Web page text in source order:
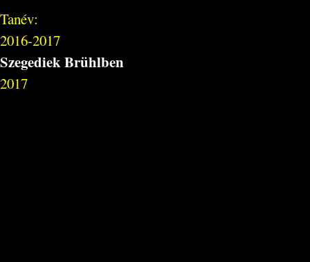
Tanév:
2016-2017
Szegediek Brühlben
2017